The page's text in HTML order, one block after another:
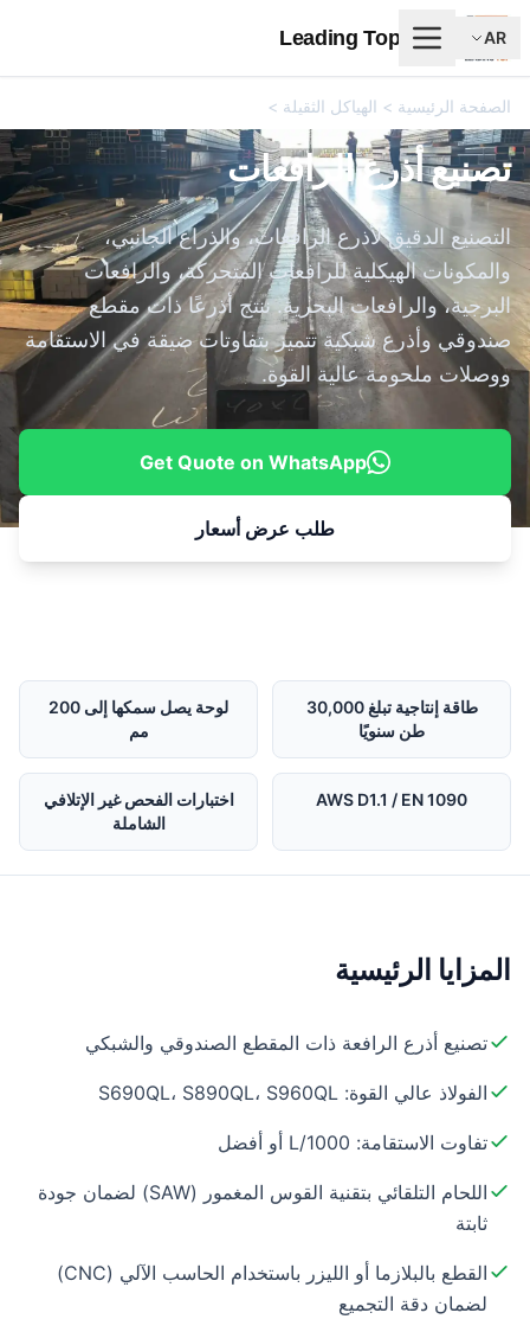
Leading Top Union AR
الصفحة الرئيسية > الهياكل الثقيلة >
تصنيع أذرع الرافعات
التصنيع الدقيق لأذرع الرافعات، والذراع الجانبي،
والمكونات الهيكلية للرافعات المتحركة، والرافعات
البرجية، والرافعات البحرية. ننتج أذرعًا ذات مقطع
صندوقي وأذرع شبكية تتميز بتفاوتات ضيقة في الاستقامة
ووصلات ملحومة عالية القوة.
Get Quote on WhatsApp
طلب عرض أسعار
طاقة إنتاجية تبلغ 30,000
طن سنويًا
لوحة يصل سمكها إلى 200
مم
AWS D1.1 / EN 1090
اختبارات الفحص غير الإتلافي
الشاملة
المزايا الرئيسية
تصنيع أذرع الرافعة ذات المقطع الصندوقي والشبكي
الفولاذ عالي القوة: S690QL، S890QL، S960QL
تفاوت الاستقامة: L/1000 أو أفضل
اللحام التلقائي بتقنية القوس المغمور (SAW) لضمان جودة
ثابتة
القطع بالبلازما أو الليزر باستخدام الحاسب الآلي (CNC)
لضمان دقة التجميع